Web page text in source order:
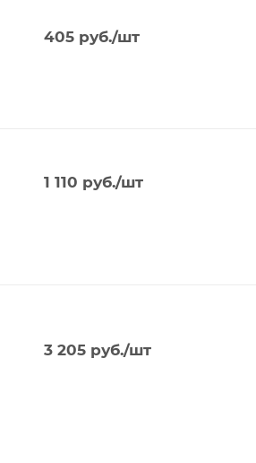
405руб./шт
1 110 руб./шт
3 205руб./шт